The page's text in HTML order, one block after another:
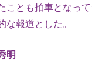
ことも拍車となっ
報道とした。
明